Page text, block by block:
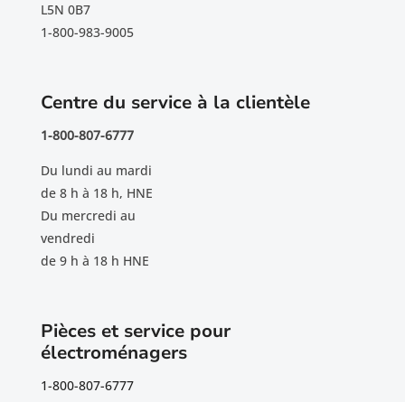
L5N 0B7
1-800-983-9005
Centre du service à la clientèle
1-800-807-6777
Du lundi au mardi
de 8 h à 18 h, HNE
Du mercredi au
vendredi
de 9 h à 18 h HNE
Pièces et service pour
électroménagers
1-800-807-6777